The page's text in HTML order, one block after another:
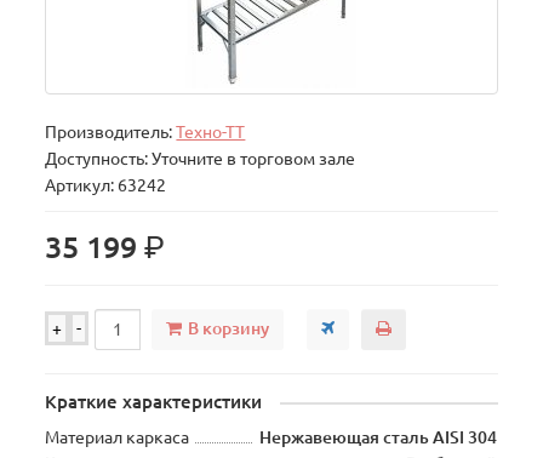
Производитель:Техно-ТТ
Доступность: Уточните в торговом зале
Артикул: 63242
35 199р.
+ - В корзину
Краткие характеристики
Материал каркаса
Нержавеющая сталь AISI 304